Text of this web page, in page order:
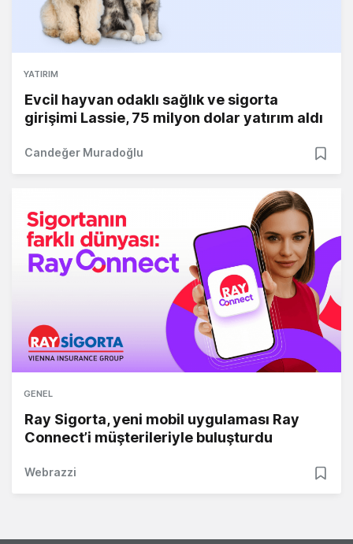
YATIRIM
Evcil hayvan odaklı sağlık ve sigorta
girişimi Lassie, 75 milyon dolar yatırım aldı
Candeğer Muradoğlu
GENEL
Ray Sigorta, yeni mobil uygulaması Ray
Connect’i müşterileriyle buluşturdu
Webrazzi